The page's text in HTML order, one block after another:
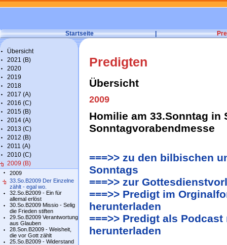
Startseite |
Übersicht
2021 (B)
2020
2019
2018
2017 (A)
2016 (C)
2015 (B)
2014 (A)
2013 (C)
2012 (B)
2011 (A)
2010 (C)
2009 (B)
2009
33.So.B2009 Der Einzelne
zählt - egal wo.
32.So.B2009 - Ein für
allemal erlöst
30.So.B2009 Missio - Selig
die Frieden stiften
29.So.B2009 Verantwortung
aus Glauben
28.Son.B2009 - Weisheit,
die vor Gott zählt
25.So.B2009 - Widerstand
Predigten
Übersicht
2009
Homilie am 33.Sonntag in
Sonntagvorabendmesse
===>> zu den bilbischen
Sonntags
===>> zur
===>> Predigt im
herunterladen
===>> Predigt als
herunterladen